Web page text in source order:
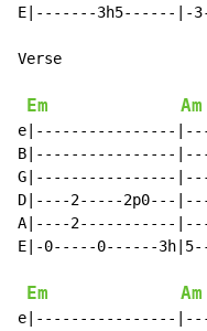
E|-------3h5------|-
Verse
Em Am
e|----------------
B|----------------
G|----------------
D|----2-----2p0---
A|----2-----------
E|-0-----0------
Em Am
e|----------------